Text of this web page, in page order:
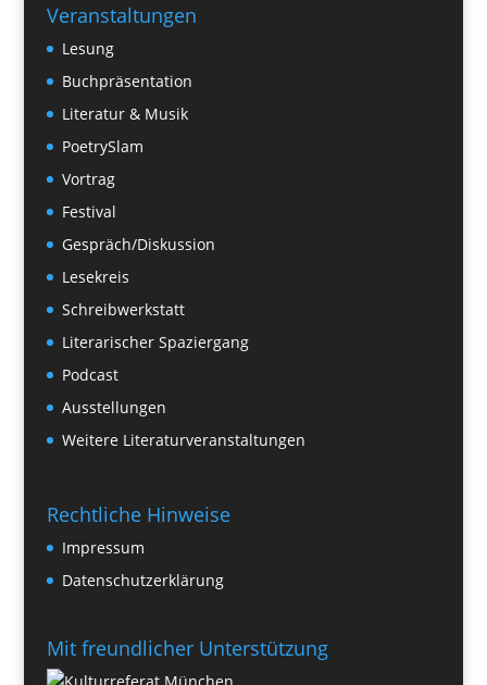
Veranstaltungen
Lesung
Buchpräsentation
Literatur & Musik
PoetrySlam
Vortrag
Festival
Gespräch/Diskussion
Lesekreis
Schreibwerkstatt
Literarischer Spaziergang
Podcast
Ausstellungen
Weitere Literaturveranstaltungen
Rechtliche Hinweise
Impressum
Datenschutzerklärung
Mit freundlicher Unterstützung